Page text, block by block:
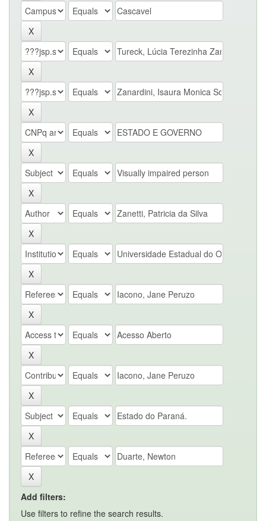
Add filters:
Use filters to refine the search results.